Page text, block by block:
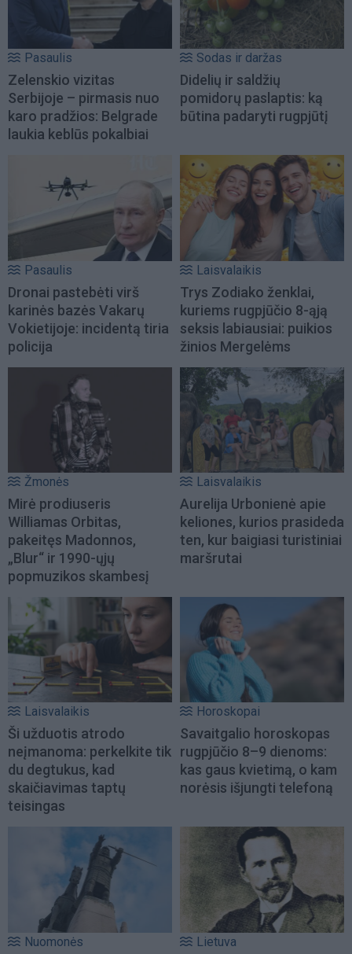
Pasaulis
Zelenskio vizitas
Serbijoje – pirmasis nuo
karo pradžios: Belgrade
laukia keblūs pokalbiai
Sodas ir daržas
Didelių ir saldžių
pomidorų paslaptis: ką
būtina padaryti rugpjūtį
Pasaulis
Dronai pastebėti virš
karinės bazės Vakarų
Vokietijoje: incidentą tiria
policija
Laisvalaikis
Trys Zodiako ženklai,
kuriems rugpjūčio 8-ąją
seksis labiausiai: puikios
žinios Mergelėms
Žmonės
Mirė prodiuseris
Williamas Orbitas,
pakeitęs Madonnos,
„Blur“ ir 1990-ųjų
popmuzikos skambesį
Laisvalaikis
Aurelija Urbonienė apie
keliones, kurios prasideda
ten, kur baigiasi turistiniai
maršrutai
Laisvalaikis
Ši užduotis atrodo
neįmanoma: perkelkite tik
du degtukus, kad
skaičiavimas taptų
teisingas
Horoskopai
Savaitgalio horoskopas
rugpjūčio 8–9 dienoms:
kas gaus kvietimą, o kam
norėsis išjungti telefoną
Nuomonės Lietuva